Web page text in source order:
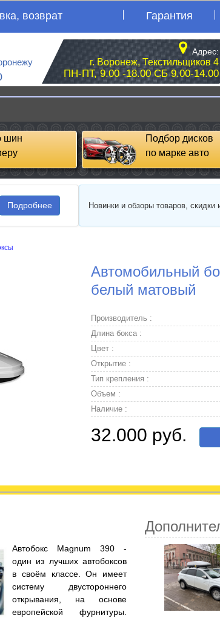
возврат Гарантия
Адрес:
г. Воронеж, Текстильщиков 4
ПН-ПТ, 9.00 -18.00 СБ 9.00-14.00
шин
Подбор дисков
по марке авто
Подробнее Новинки и обзоры товаров, скидки
Автомобильный
белый матовый
Производитель :
Длина бокса :
Цвет :
Открытие :
Тип крепления :
Объем :
Наличие :
32.000 руб.
Автобокс Magnum 390 -
один из лучших автобоксов
в своём классе. Он имеет
систему двустороннего
открывания, на основе
европейской фурнитуры.